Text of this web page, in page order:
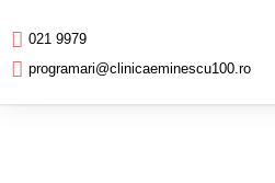
021 9979
programari@clinicaeminescu100.ro